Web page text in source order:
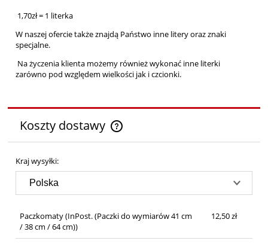
1,70zł = 1 literka
W naszej ofercie także znajdą Państwo inne litery oraz znaki
specjalne.
Na życzenia klienta możemy również wykonać inne literki
zarówno pod względem wielkości jak i czcionki.
Koszty dostawy
Cena nie zawiera ewentualnych kosztów płatności
Kraj wysyłki:
Paczkomaty(InPost. (Paczki do wymiarów 41 cm
/ 38 cm / 64 cm))
12,50 zł